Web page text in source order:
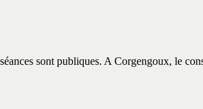
sont publiques. A Corgengoux, le